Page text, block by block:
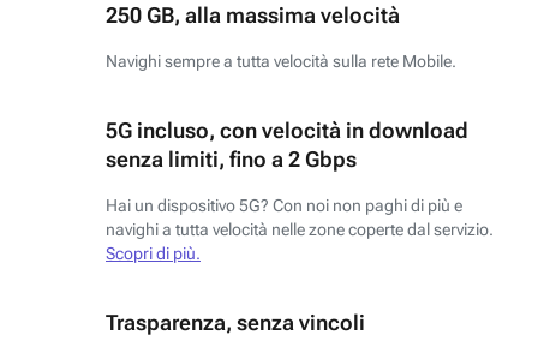
250 GB, alla massima velocità
Navighi sempre a tutta velocità sulla rete Mobile.
5G incluso, con velocità in download
senza limiti, fino a 2 Gbps
Hai un dispositivo 5G? Con noi non paghi di più e
navighi a tutta velocità nelle zone coperte dal servizio.
Scopri di più.
Trasparenza, senza vincoli